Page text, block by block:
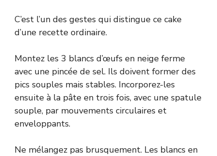
C’est l’un des gestes qui distingue ce cake
d’une recette ordinaire.
Montez les 3 blancs d’œufs en neige ferme
avec une pincée de sel. Ils doivent former des
pics souples mais stables. Incorporez-les
ensuite à la pâte en trois fois, avec une spatule
souple, par mouvements circulaires et
enveloppants.
Ne mélangez pas brusquement. Les blancs en